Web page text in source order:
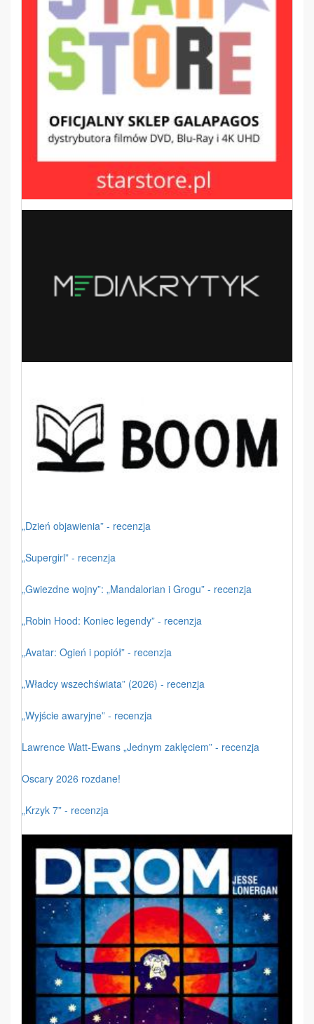
„Dzień objawienia” - recenzja
„Supergirl” - recenzja
„Gwiezdne wojny”: „Mandalorian i Grogu” - recenzja
„Robin Hood: Koniec legendy” - recenzja
„Avatar: Ogień i popiół” - recenzja
„Władcy wszechświata” (2026) - recenzja
„Wyjście awaryjne” - recenzja
Lawrence Watt-Ewans „Jednym zaklęciem” - recenzja
Oscary 2026 rozdane!
„Krzyk 7” - recenzja